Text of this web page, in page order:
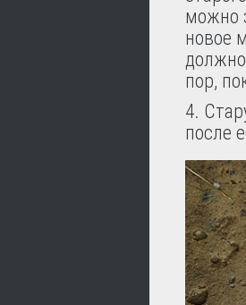
можно
новое
пор,
4.
после